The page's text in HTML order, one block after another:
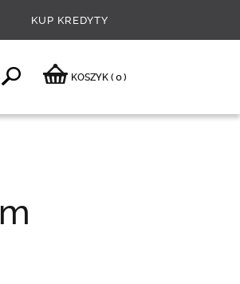
KUP KREDYTY
KOSZYK ( 0)